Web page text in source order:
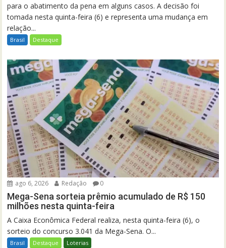
para o abatimento da pena em alguns casos. A decisão foi
tomada nesta quinta-feira (6) e representa uma mudança em
relação...
Brasil Destaque
ago 6, 2026 Redação 0
Mega-Sena sorteia prêmio acumulado de R$ 150
milhões nesta quinta-feira
A Caixa Econômica Federal realiza, nesta quinta-feira (6), o
sorteio do concurso 3.041 da Mega-Sena. O...
Brasil Destaque Loterias